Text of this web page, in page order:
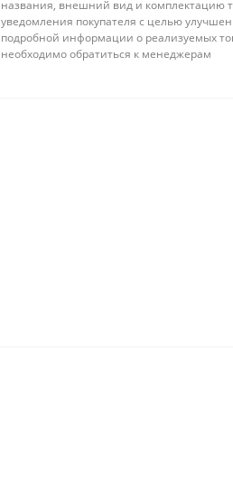
названия, внешний вид и комплектацию
уведомления покупателя с целью
подробной информации о реализуемых
необходимо обратиться к менеджерам